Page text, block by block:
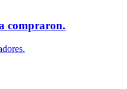
compraron.